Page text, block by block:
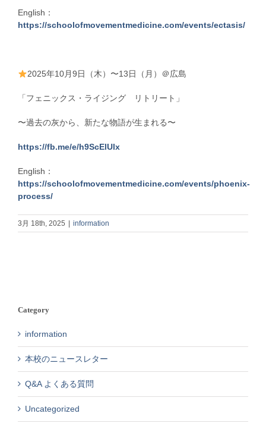
English：
https://schoolofmovementmedicine.com/events/ectasis/
2025年10月9日（木）〜13日（月）＠広島
「フェニックス・ライジング リトリート」
〜過去の灰から、新たな物語が生まれる〜
https://fb.me/e/h9ScElUlx
English：
https://schoolofmovementmedicine.com/events/phoenix-
process/
3月 18th, 2025 information
Category
information
本校のニュースレター
Q&A よくある質問
Uncategorized